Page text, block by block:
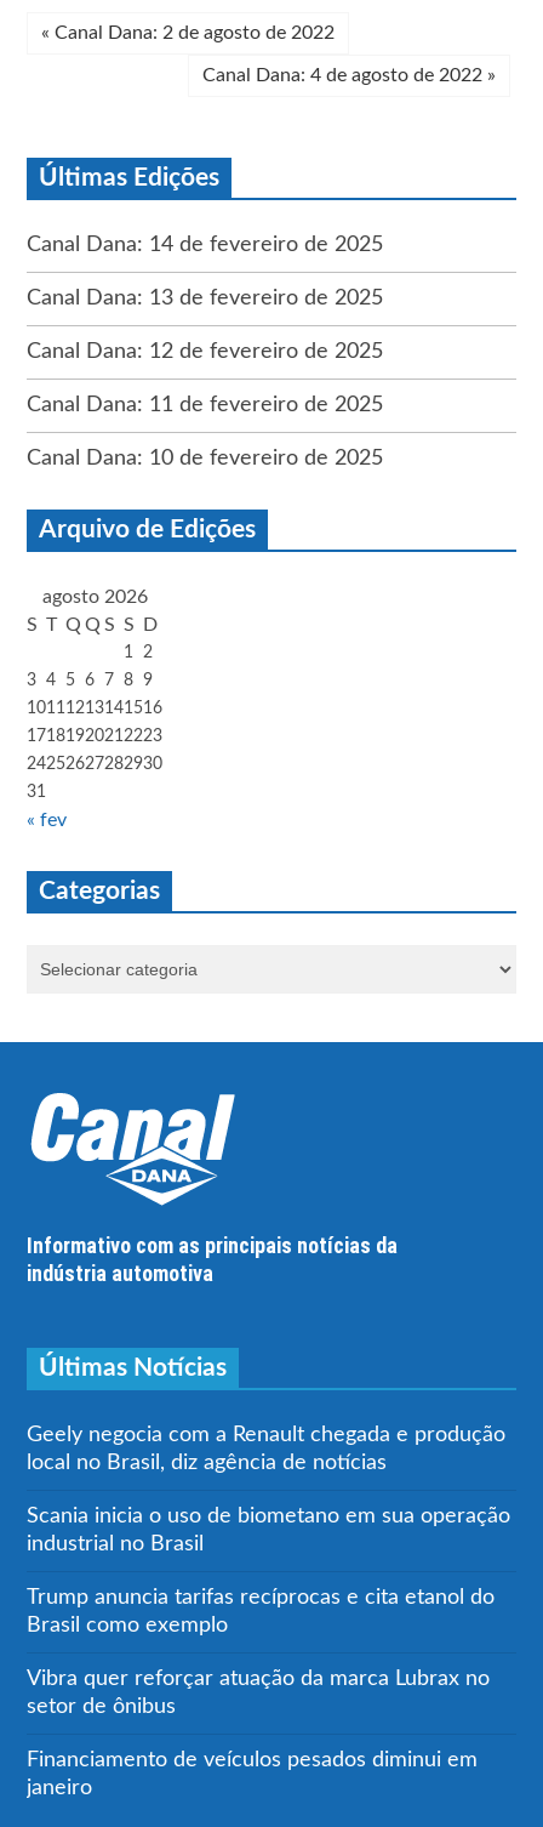
« Canal Dana: 2 de agosto de 2022
Canal Dana: 4 de agosto de 2022 »
Últimas Edições
Canal Dana: 14 de fevereiro de 2025
Canal Dana: 13 de fevereiro de 2025
Canal Dana: 12 de fevereiro de 2025
Canal Dana: 11 de fevereiro de 2025
Canal Dana: 10 de fevereiro de 2025
Arquivo de Edições
agosto 2026
S T Q Q S S D
1
2
3 4 5 6 7 8 9
1011 1213141516
1718192021 2223
24252627282930
31
« fev
Categorias
Informativo com as principais notícias da
indústria automotiva
Últimas Notícias
Geely negocia com a Renault chegada e produção
local no Brasil, diz agência de notícias
Scania inicia o uso de biometano em sua operação
industrial no Brasil
Trump anuncia tarifas recíprocas e cita etanol do
Brasil como exemplo
Vibra quer reforçar atuação da marca Lubrax no
setor de ônibus
Financiamento de veículos pesados diminui em
janeiro